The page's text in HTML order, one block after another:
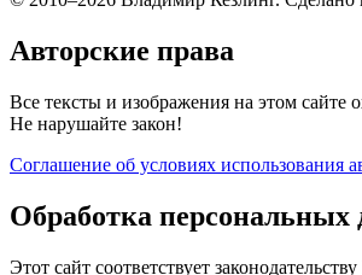
Авторские права
Все тексты и изображения на этом сайте
Не нарушайте закон!
Соглашение об условиях использования
Обработка персональных
Этот сайт соответствует